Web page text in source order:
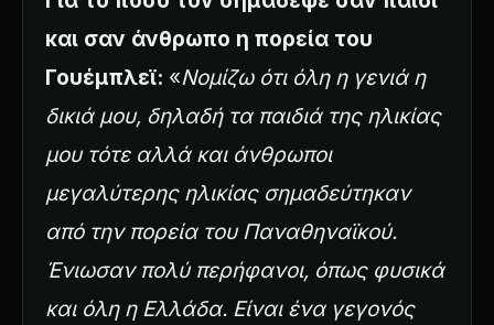
και σαν άνθρωπο η πορεία του
Γουέμπλεϊ: «Νομίζω ότι όλη η γενιά η
δικιά μου, δηλαδή τα παιδιά της ηλικίας
μου τότε αλλά και άνθρωποι
μεγαλύτερης ηλικίας σημαδεύτηκαν
από την πορεία του Παναθηναϊκού.
Ένιωσαν πολύ περήφανοι, όπως φυσικά
και όλη η Ελλάδα. Είναι ένα γεγονός